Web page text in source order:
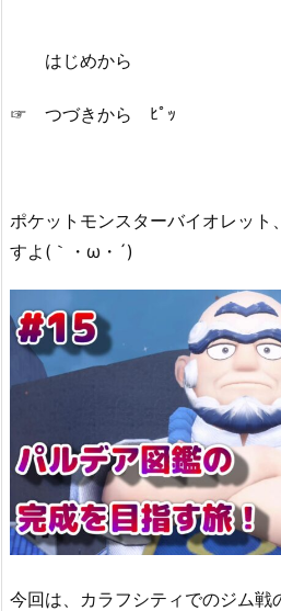
はじめから
☞ つづきから ﾋﾟｯ
ポケットモンスターバイオレット
すよ(｀・ω・´)
今回は、カラフシティでのジム戦